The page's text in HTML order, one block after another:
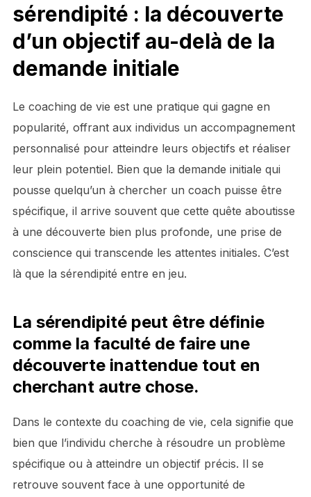
sérendipité : la découverte
d’un objectif au-delà de la
demande initiale
Le coaching de vie est une pratique qui gagne en
popularité, offrant aux individus un accompagnement
personnalisé pour atteindre leurs objectifs et réaliser
leur plein potentiel. Bien que la demande initiale qui
pousse quelqu’un à chercher un coach puisse être
spécifique, il arrive souvent que cette quête aboutisse
à une découverte bien plus profonde, une prise de
conscience qui transcende les attentes initiales. C’est
là que la sérendipité entre en jeu.
La sérendipité peut être définie
comme la faculté de faire une
découverte inattendue tout en
cherchant autre chose.
Dans le contexte du coaching de vie, cela signifie que
bien que l’individu cherche à résoudre un problème
spécifique ou à atteindre un objectif précis. Il se
retrouve souvent face à une opportunité de